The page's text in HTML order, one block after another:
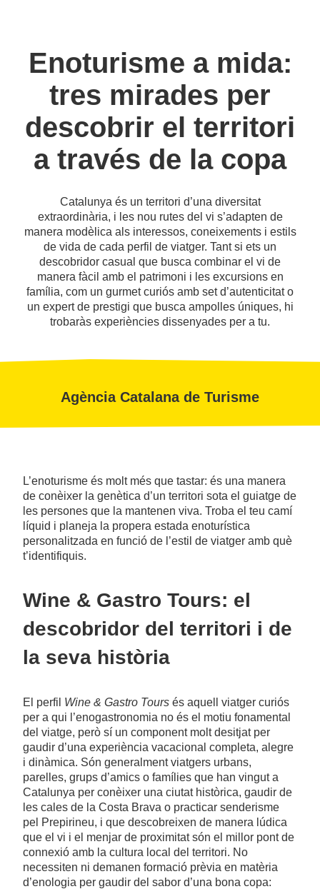
Enoturisme a mida:
tres mirades per
descobrir el territori
a través de la copa
Catalunya és un territori d’una diversitat
extraordinària, i les nou rutes del vi s’adapten de
manera modèlica als interessos, coneixements i estils
de vida de cada perfil de viatger. Tant si ets un
descobridor casual que busca combinar el vi de
manera fàcil amb el patrimoni i les excursions en
família, com un gurmet curiós amb set d’autenticitat o
un expert de prestigi que busca ampolles úniques, hi
trobaràs experiències dissenyades per a tu.
Agència Catalana de Turisme
L’enoturisme és molt més que tastar: és una manera
de conèixer la genètica d’un territori sota el guiatge de
les persones que la mantenen viva. Troba el teu camí
líquid i planeja la propera estada enoturística
personalitzada en funció de l’estil de viatger amb què
t’identifiquis.
Wine & Gastro Tours: el
descobridor del territori i de
la seva història
El perfil Wine & Gastro Tours és aquell viatger curiós
per a qui l’enogastronomia no és el motiu fonamental
del viatge, però sí un component molt desitjat per
gaudir d’una experiència vacacional completa, alegre
i dinàmica. Són generalment viatgers urbans,
parelles, grups d’amics o famílies que han vingut a
Catalunya per conèixer una ciutat històrica, gaudir de
les cales de la Costa Brava o practicar senderisme
pel Prepirineu, i que descobreixen de manera lúdica
que el vi i el menjar de proximitat són el millor pont de
connexió amb la cultura local del territori. No
necessiten ni demanen formació prèvia en matèria
d’enologia per gaudir del sabor d’una bona copa: